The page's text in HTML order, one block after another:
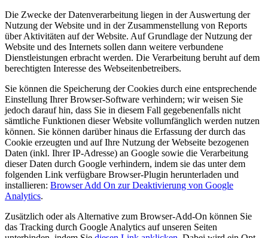
Die Zwecke der Datenverarbeitung liegen in der Auswertung der
Nutzung der Website und in der Zusammenstellung von Reports
über Aktivitäten auf der Website. Auf Grundlage der Nutzung der
Website und des Internets sollen dann weitere verbundene
Dienstleistungen erbracht werden. Die Verarbeitung beruht auf dem
berechtigten Interesse des Webseitenbetreibers.
Sie können die Speicherung der Cookies durch eine entsprechende
Einstellung Ihrer Browser-Software verhindern; wir weisen Sie
jedoch darauf hin, dass Sie in diesem Fall gegebenenfalls nicht
sämtliche Funktionen dieser Website vollumfänglich werden nutzen
können. Sie können darüber hinaus die Erfassung der durch das
Cookie erzeugten und auf Ihre Nutzung der Webseite bezogenen
Daten (inkl. Ihrer IP-Adresse) an Google sowie die Verarbeitung
dieser Daten durch Google verhindern, indem sie das unter dem
folgenden Link verfügbare Browser-Plugin herunterladen und
installieren: Browser Add On zur Deaktivierung von Google
Analytics.
Zusätzlich oder als Alternative zum Browser-Add-On können Sie
das Tracking durch Google Analytics auf unseren Seiten